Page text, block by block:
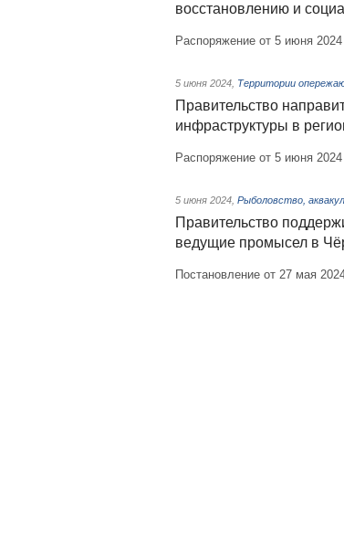
восстановлению и
Распоряжение от 5 июня
5 июня 2024 Территории
Правительство
инфраструктуры в
Распоряжение от 5 июня
5 июня 2024 Рыболовство,
Правительство
ведущие промысел в
Постановление от 27 мая